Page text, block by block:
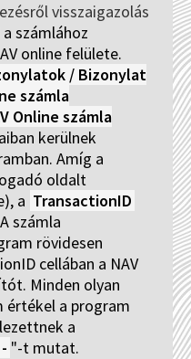
visszaigazolás
számlához
online felülete.
/ Bizonylat
számla
Online számla
kerülnek
Amíg a
oldalt
a TransactionID
számla
rövidesen
cellában a NAV
Minden olyan
értékel a program
a
- "-t mutat.